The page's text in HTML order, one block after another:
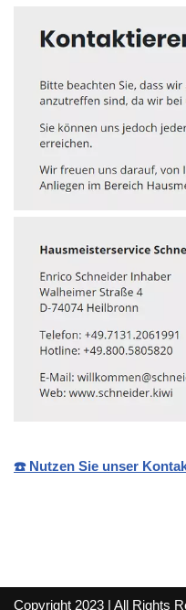
☎️ Nutzen Sie unser
Copyright 2023 | All Rights